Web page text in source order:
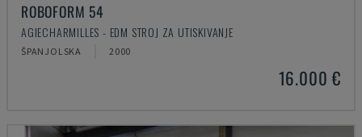
ROBOFORM 54
AGIECHARMILLES - EDM STROJ ZA UTISKIVANJE
ŠPANJOLSKA 2000
16.000 €